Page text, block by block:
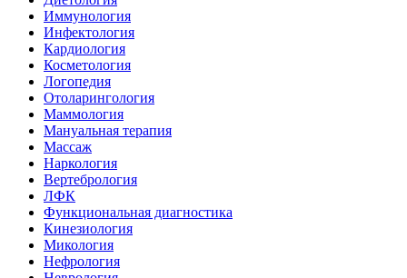
Иммунология
Инфектология
Кардиология
Косметология
Логопедия
Отоларингология
Маммология
Мануальная терапия
Массаж
Наркология
Вертебрология
ЛФК
Функциональная диагностика
Кинезиология
Микология
Нефрология